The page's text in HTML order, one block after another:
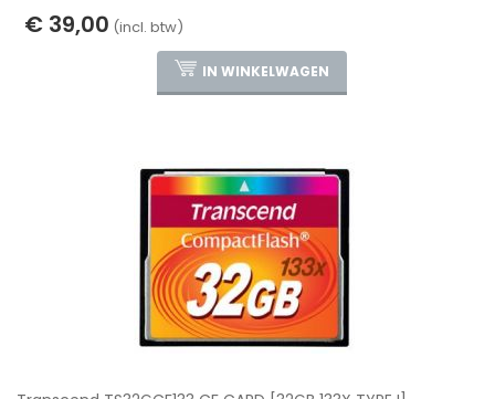
€ 39,00 (incl. btw)
IN WINKELWAGEN